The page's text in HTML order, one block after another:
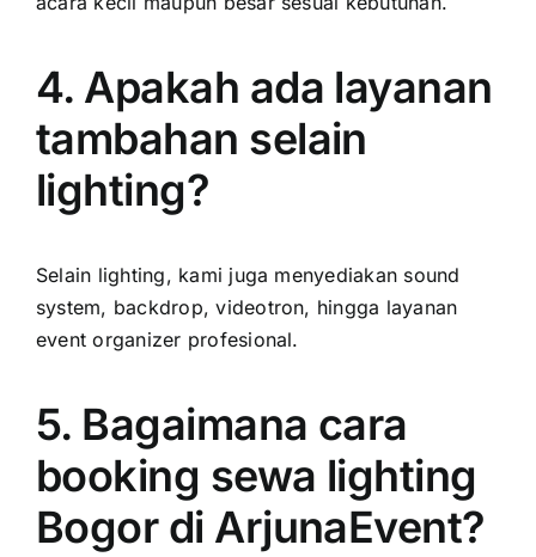
4. Apakah ada layanan
tambahan selain
lighting?
Selain lighting, kami juga menyediakan sound
system, backdrop, videotron, hingga layanan
event organizer profesional.
5. Bagaimana cara
booking sewa lighting
Bogor di ArjunaEvent?